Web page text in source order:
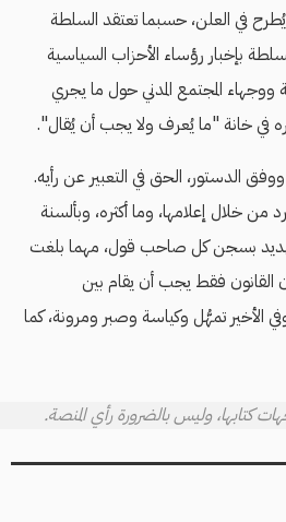
في العلن، حسبما تعتقد السلطة
بإخبار رؤساء الأحزاب السياسية
المجتمع المدني حول ما يجري
في خانة "ما يُعرف ولا يجب أن يُقال".
الدستور، الحق في التعبير عن رأيه.
من خلال إعلامها، وما أكثره، وبألسنة
التهديد بسجن كل صاحب قول، مهما بلغت
القانون فقط يجب أن يقام بين
الأخير تمهُّل وكياسة وصبر ومرونة، كما
كتابها، وليس بالضرورة رأي المنصة.